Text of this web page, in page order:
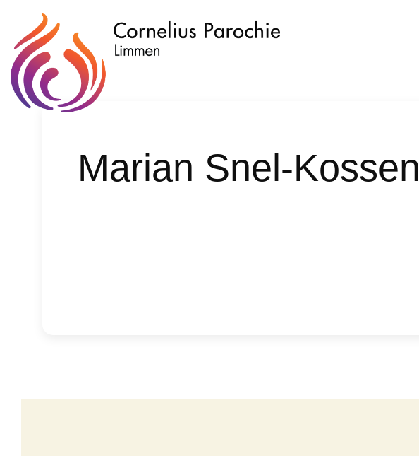
Marian Snel-Kossen